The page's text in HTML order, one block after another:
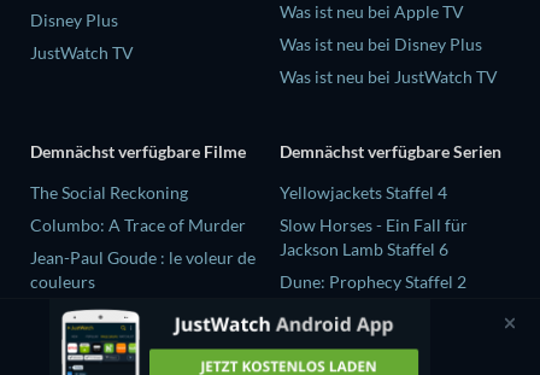
Disney Plus
JustWatch TV
Was ist neu bei Apple TV
Was ist neu bei Disney Plus
Was ist neu bei JustWatch TV
Demnächst verfügbare Filme
The Social Reckoning
Columbo: A Trace of Murder
Jean-Paul Goude : le voleur de
couleurs
Destroy All Girls
Selten wache ich träumend auf
Demnächst verfügbare Serien
Yellowjackets Staffel 4
Slow Horses - Ein Fall für
Jackson Lamb Staffel 6
Dune: Prophecy Staffel 2
The Gentlemen Staffel 2
Love Is Blind: UK Staffel 3